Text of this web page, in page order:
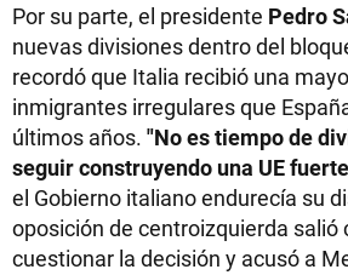
Por su parte, el presidente Pedro
nuevas divisiones dentro del
recordó que Italia recibió una
inmigrantes irregulares que
últimos años. "No es tiempo de
seguir construyendo una UE
el Gobierno italiano endurecía su
oposición de centroizquierda salió
cuestionar la decisión y acusó a